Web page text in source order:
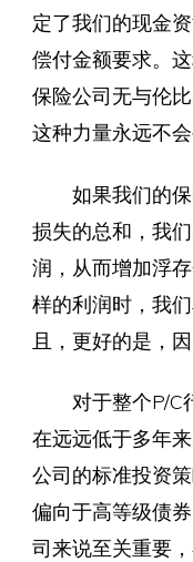
定了我们的现金
偿付金额要求。
保险公司无与伦
这种力量永远不会
如果我们的保
损失的总和，我
润，从而增加浮
样的利润时，我
且，更好的是，
对于整个P/C
在远远低于多年
公司的标准投资
偏向于高等级债
司来说至关重要